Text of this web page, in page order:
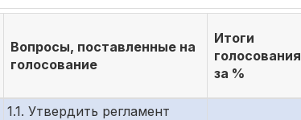
Вопросы, поставленные на
голосование
Итоги
голосования
за %
1.1. Утвердить регламент